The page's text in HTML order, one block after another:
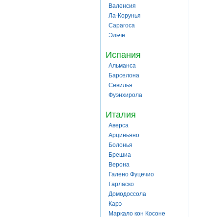
Валенсия
Ла-Корунья
Сарагоса
Эльче
Испания
Альманса
Барселона
Севилья
Фуэнхирола
Италия
Аверса
Арциньяно
Болонья
Брешиа
Верона
Галено Фуцечио
Гарласко
Домодоссола
Карэ
Маркало кон Косоне